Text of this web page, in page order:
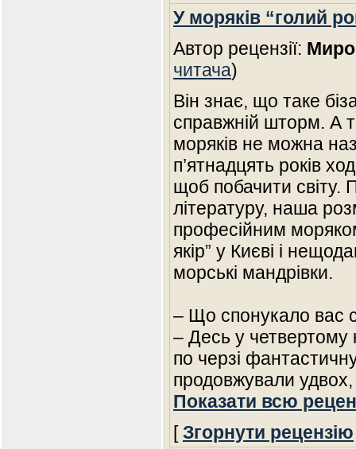
У моряків “голий
Автор рецензії:
читача)
Він знає, що таке
справжній шторм. А
моряків не можна
п’ятнадцять років
щоб побачити світу.
літературу, наша
професійним
якір” у Києві і
морські мандрівки.
– Що спонукало вас
– Десь у четвертому
по черзі
продовжували
Показати всю
[Згорнути рецензію